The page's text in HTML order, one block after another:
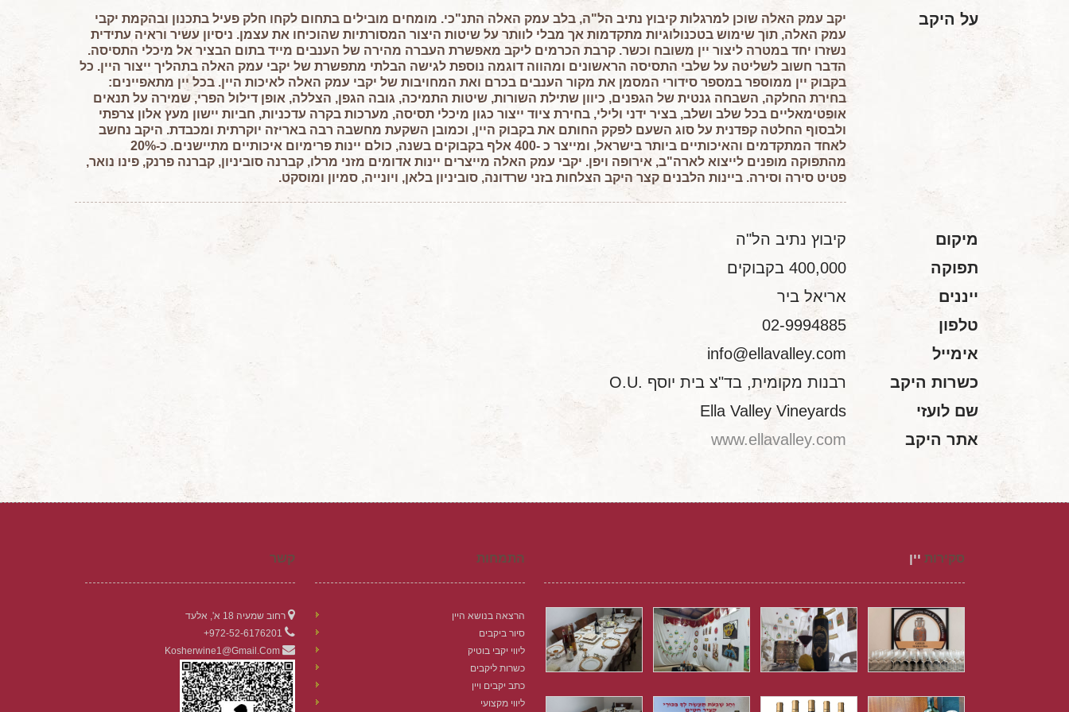
על היקב
יקב עמק האלה שוכן למרגלות קיבוץ נתיב הל"ה, בלב עמק האלה התנ"כי. מומחים מובילים בתחום לקחו חלק פעיל בתכנון ובהקמת יקבי
עמק האלה, תוך שימוש בטכנולוגיות מתקדמות אך מבלי לוותר על שיטות היצור המסורתיות שהוכיחו את עצמן. ניסיון עשיר וראיה עתידית
נשזרו יחד במטרה ליצור יין משובח וכשר. קרבת הכרמים ליקב מאפשרת העברה מהירה של הענבים מייד בתום הבציר אל מיכלי התסיסה.
הדבר חשוב לשליטה על שלבי התסיסה הראשונים ומהווה דוגמה נוספת לגישה הבלתי מתפשרת של יקבי עמק האלה בתהליך ייצור היין. כל
בקבוק יין ממוספר במספר סידורי המסמן את מקור הענבים בכרם ואת המחויבות של יקבי עמק האלה לאיכות היין. בכל יין מתאפיינים:
בחירת החלקה, השבחה גנטית של הגפנים, כיוון שתילת השורות, שיטות התמיכה, גובה הגפן, הצללה, אופן דילול הפרי, שמירה על תנאים
אופטימאליים בכל שלב ושלב, בציר ידני ולילי, בחירת ציוד ייצור כגון מיכלי תסיסה, מערכות בקרה עדכניות, חביות יישון מעץ אלון צרפתי
ולבסוף החלטה קפדנית על סוג השעם לפקק החותם את בקבוק היין, וכמובן השקעת מחשבה רבה באריזה יוקרתית ומכבדת. היקב נחשב
לאחד המתקדמים והאיכותיים ביותר בישראל, ומייצר כ -400 אלף בקבוקים בשנה, כולם יינות פרימיום איכותיים מתיישנים. כ-20%
מהתפוקה מופנים לייצוא לארה"ב, אירופה ויפן. יקבי עמק האלה מייצרים יינות אדומים מזני מרלו, קברנה סוביניון, קברנה פרנק, פינו נואר,
פטיט סירה וסירה. ביינות הלבנים קצר היקב הצלחות בזני שרדונה, סוביניון בלאן, ויונייה, סמיון ומוסקט.
מיקום
קיבוץ נתיב הל"ה
תפוקה
400,000 בקבוקים
ייננים
אריאל ביר
טלפון
02-9994885
אימייל
info@ellavalley.com
כשרות היקב
רבנות מקומית, בד"צ בית יוסף .O.U
שם לועזי
Ella Valley Vineyards
אתר היקב
www.ellavalley.com
סקירות יין התמחות
הרצאה בנושא היין
סיור ביקבים
ליווי יקבי בוטיק
כשרות ליקבים
כתב יקבים ויין
ליווי מקצועי
קשר
רחוב שמעיה 18 א', אלעד
972-52-6176201+
Kosherwine1@gmail.com